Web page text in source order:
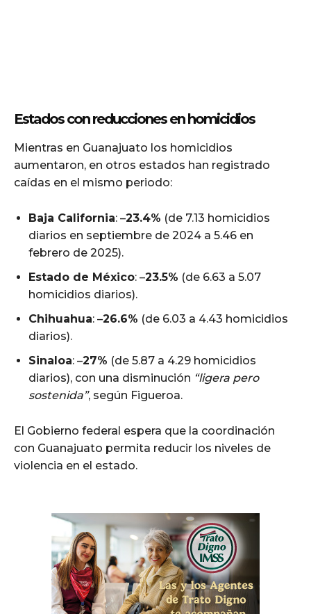
Estados con reducciones en homicidios
Mientras en Guanajuato los homicidios
aumentaron, en otros estados han registrado
caídas en el mismo periodo:
Baja California: –23.4% (de 7.13 homicidios
diarios en septiembre de 2024 a 5.46 en
febrero de 2025).
Estado de México: –23.5% (de 6.63 a 5.07
homicidios diarios).
Chihuahua: –26.6% (de 6.03 a 4.43 homicidios
diarios).
Sinaloa: –27% (de 5.87 a 4.29 homicidios
diarios), con una disminución “ligera pero
sostenida”, según Figueroa.
El Gobierno federal espera que la coordinación
con Guanajuato permita reducir los niveles de
violencia en el estado.